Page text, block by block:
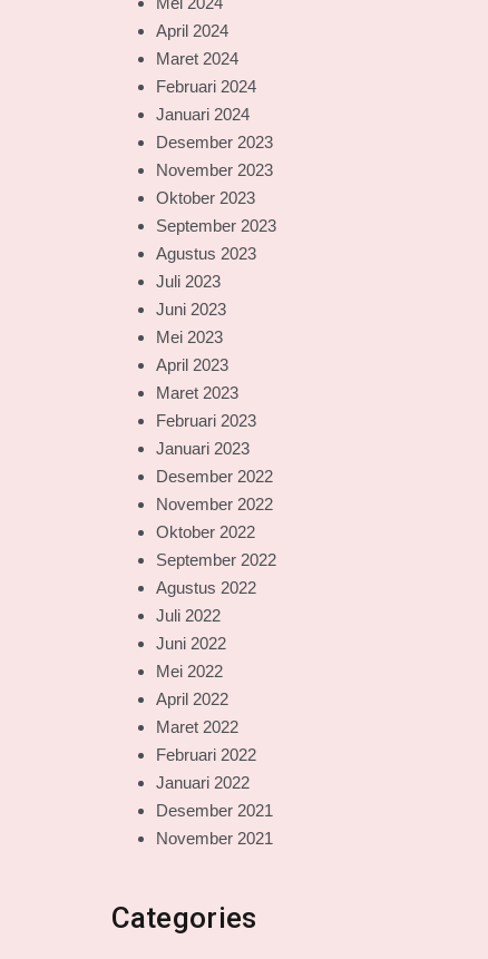
April 2024
Maret 2024
Februari 2024
Januari 2024
Desember 2023
November 2023
Oktober 2023
September 2023
Agustus 2023
Juli 2023
Juni 2023
Mei 2023
April 2023
Maret 2023
Februari 2023
Januari 2023
Desember 2022
November 2022
Oktober 2022
September 2022
Agustus 2022
Juli 2022
Juni 2022
Mei 2022
April 2022
Maret 2022
Februari 2022
Januari 2022
Desember 2021
November 2021
Categories